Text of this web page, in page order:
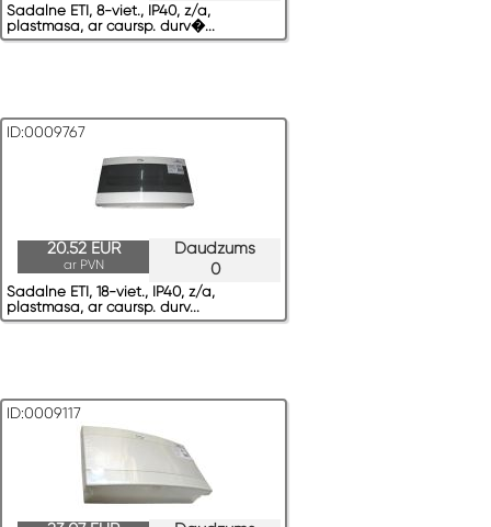
Sadalne ETI, 8-viet., IP40, z/a,
plastmasa, ar caursp. durv�...
ID:0009767
Daudzums
0
20.52 EUR
ar PVN
Sadalne ETI, 18-viet., IP40, z/a,
plastmasa, ar caursp. durv...
ID:0009117